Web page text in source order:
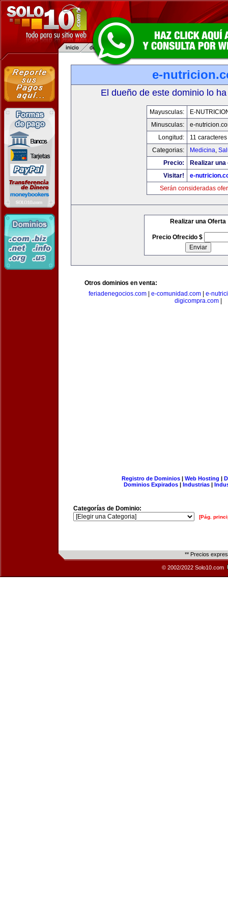
e-
El dueño de este dominio lo
Mayusculas:
E-
Minusculas:
e-
Longitud:
11 caracteres
Categorias:
Medicina,
Precio:
Realizar
Visitar!
e-
Serán consideradas
Realizar una Oferta
Precio Ofrecido $
Otros dominios en venta:
feriadenegocios.com| e-comunidad.com| e-
digicompra.com|
Registro de Dominios| Web Hosting |
Dominios Expirados | Industrias |
Categorías de Dominio:
[Pág.
** Precios
© 2002/2022 Solo10.com